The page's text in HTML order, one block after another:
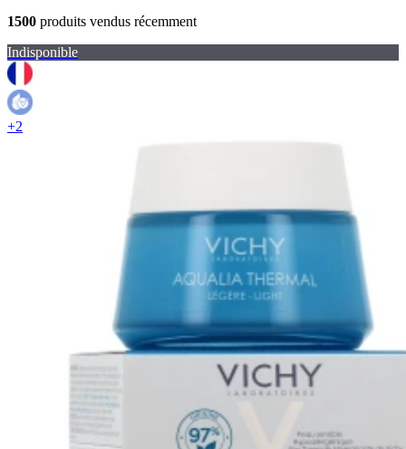
1500 produits vendus récemment
Indisponible
+2